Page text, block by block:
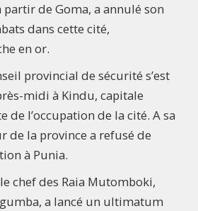
partir de Goma, a annulé son
dans cette cité,
en or.
provincial de sécurité s’est
midi à Kindu, capitale
de l’occupation de la cité. A sa
de la province a refusé de
à Punia.
chef des Raia Mutomboki,
a lancé un ultimatum